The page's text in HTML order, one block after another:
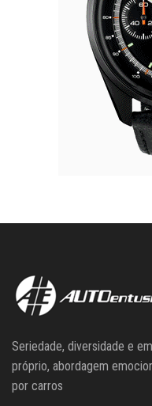
Seriedade, diversidade e
próprio, abordagem
por carros